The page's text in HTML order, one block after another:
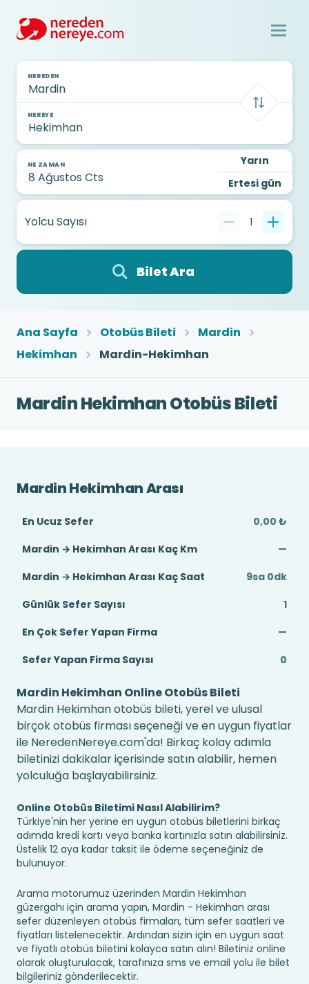
NEREDEN
NEREYE
NE ZAMAN
Yarın
Ertesi gün
Yolcu Sayısı 1
Bilet Ara
Ana Sayfa Otobüs Bileti
Mardin
Hekimhan
Mardin-Hekimhan
Mardin Hekimhan Otobüs Bileti
Mardin Hekimhan Arası
En Ucuz Sefer
0,00 ₺
Mardin → Hekimhan Arası Kaç Km
—
Mardin → Hekimhan Arası Kaç Saat
9sa 0dk
Günlük Sefer Sayısı
1
En Çok Sefer Yapan Firma
—
Sefer Yapan Firma Sayısı
0
Mardin Hekimhan Online Otobüs Bileti
Mardin Hekimhan otobüs bileti, yerel ve ulusal
birçok otobüs firması seçeneği ve en uygun fiyatlar
ile NeredenNereye.com'da! Birkaç kolay adımla
biletinizi dakikalar içerisinde satın alabilir, hemen
yolculuğa başlayabilirsiniz.
Online Otobüs Biletimi Nasıl Alabilirim?
Türkiye'nin her yerine en uygun otobüs biletlerini birkaç
adımda kredi kartı veya banka kartınızla satın alabilirsiniz.
Üstelik 12 aya kadar taksit ile ödeme seçeneğiniz de
bulunuyor.
Arama motorumuz üzerinden Mardin Hekimhan
güzergahı için arama yapın, Mardin - Hekimhan arası
sefer düzenleyen otobüs firmaları, tüm sefer saatleri ve
fiyatları listelenecektir. Ardından sizin için en uygun saat
ve fiyatlı otobüs biletini kolayca satın alın! Biletiniz online
olarak oluşturulacak, tarafınıza sms ve email yolu ile bilet
bilgileriniz gönderilecektir.